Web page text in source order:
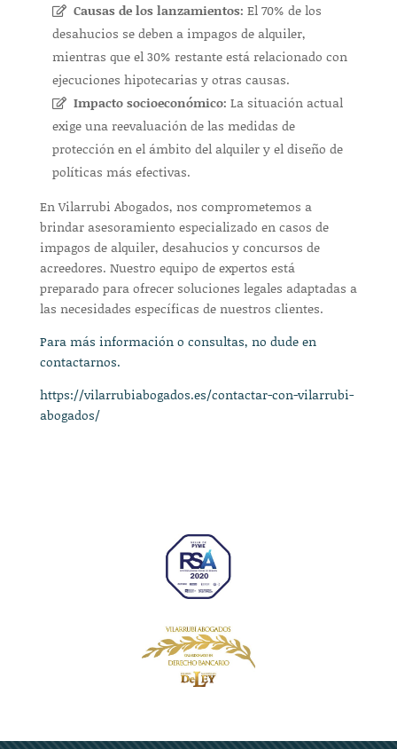
Causas de los lanzamientos: El 70% de los
desahucios se deben a impagos de alquiler,
mientras que el 30% restante está relacionado con
ejecuciones hipotecarias y otras causas.
Impacto socioeconómico: La situación actual
exige una reevaluación de las medidas de
protección en el ámbito del alquiler y el diseño de
políticas más efectivas.
En Vilarrubi Abogados, nos comprometemos a
brindar asesoramiento especializado en casos de
impagos de alquiler, desahucios y concursos de
acreedores. Nuestro equipo de expertos está
preparado para ofrecer soluciones legales adaptadas a
las necesidades específicas de nuestros clientes.
Para más información o consultas, no dude en
contactarnos.
https://vilarrubiabogados.es/contactar-con-vilarrubi-
abogados/